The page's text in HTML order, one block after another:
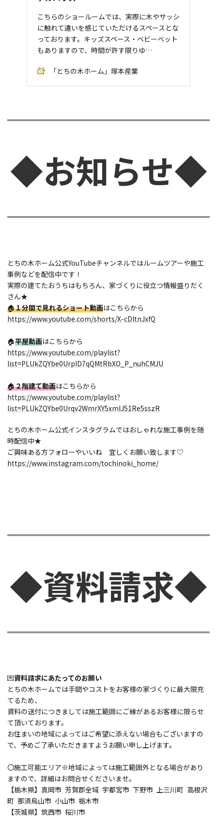
こちらのショールームでは、実際に木やサッシ
に触れて違いを感じていただけるスペースとな
っております。キッズスペース・ベビーベット
もありますので、時間が許す限りゆ…
「とちの木ホーム」塚本産業
◆お知らせ◆
とちの木ホーム公式YouTubeチャンネルではルームツアーや施工
事例などを配信中です！
実際の建てたおうちはもちろん、家づくりに役立つ情報盛りだく
さん★
🏠１分間で見れるショート動画はこちらから
https://www.youtube.com/shorts/X-cDItnJxfQ
🏠平屋動画はこちらから
https://www.youtube.com/playlist?
list=PLUkZQYbe0UrpID7qQMtRbXO_P_nuhCMJU
🏠２階建て動画はこちらから
https://www.youtube.com/playlist?
list=PLUkZQYbe0Urqv2WmrXY5xmIJ51Re5sszR
とちの木ホーム公式インスタグラムではおしゃれな施工事例を随
時配信中★
ご興味ある方フォローやいいね 宜しくお願い致します♡
https://www.instagram.com/tochinoki_home/
◆資料請求◆
💌資料請求にあたってのお願い
とちの木ホームでは手間やコストをお客様の家づくりに最大限充
てるため、
資料の送付につきましては施工範囲にご縁があるお客様に限らせ
て頂いております。
お住まいの地域によってはご希望に添えない場合もございますの
で、予めご了承いただきますようお願い申し上げます。
〇施工可能エリア※地域によっては施工範囲外となる場合があり
ますので、詳細はお問合せくださいませ。
【栃木県】真岡市 芳賀郡全域 宇都宮市 下野市 上三川町 高根沢
町 那須烏山市 小山市 栃木市
【茨城県】筑西市 桜川市